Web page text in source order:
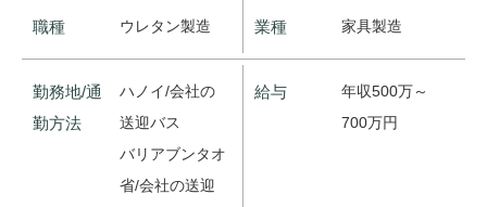
職種 ウレタン製造 業種 家具製造
勤務地/通
勤方法
ハノイ/会社の
送迎バス
バリアブンタオ
省/会社の送迎
給与
年収500万～
700万円